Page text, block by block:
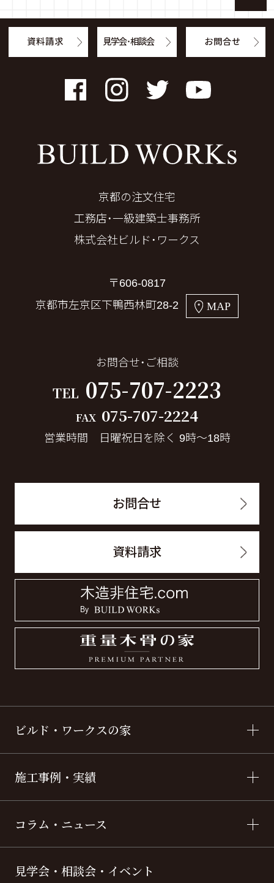
FacebookInstagramTwitter YouTube
京都の注文住宅
工務店・一級建築士事務所
株式会社ビルド・ワークス
〒606-0817
京都市左京区下鴨西林町28-2
MAP
お問合せ・ご相談
TEL 075-707-2223
FAX 075-707-2224
営業時間 日曜祝日を除く 9時～18時
お問合せ
資料請求
ビルド・ワークスの家
施工事例・実績
コラム・ニュース
見学会・相談会・イベント
資料請求 見学会・相談会 お問合せ